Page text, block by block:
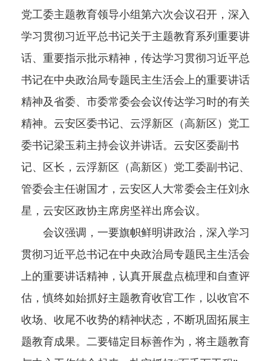
党工委主题教育领导小组第六次会议召开，深入
学习贯彻习近平总书记关于主题教育系列重要讲
话、重要指示批示精神，传达学习贯彻习近平总
书记在中央政治局专题民主生活会上的重要讲话
精神及省委、市委常委会会议传达学习时的有关
精神。云安区委书记、云浮新区（高新区）党工
委书记梁玉莉主持会议并讲话。云安区委副书
记、区长，云浮新区（高新区）党工委副书记、
管委会主任谢国才，云安区人大常委会主任刘永
星，云安区政协主席房坚祥出席会议。
会议强调，一要旗帜鲜明讲政治，深入学习
贯彻习近平总书记在中央政治局专题民主生活会
上的重要讲话精神，认真开展盘点梳理和自查评
估，慎终如始抓好主题教育收官工作，以收官不
收场、收尾不收势的精神状态，不断巩固拓展主
题教育成果。二要锚定目标善作为，将主题教育